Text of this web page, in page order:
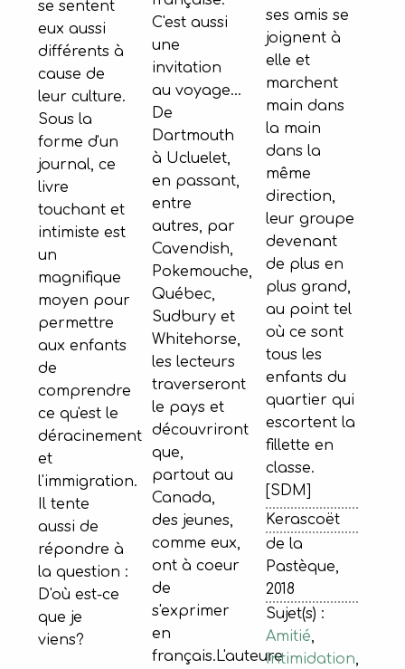
se sentent
eux aussi
différents à
cause de
leur culture.
Sous la
forme d'un
journal, ce
livre
touchant et
intimiste est
un
magnifique
moyen pour
permettre
aux enfants
de
comprendre
ce qu'est le
déracinement
et
l'immigration.
Il tente
aussi de
répondre à
la question :
D'où est-ce
que je
viens?
C'est aussi
une
invitation
au voyage...
De
Dartmouth
à Ucluelet,
en passant,
entre
autres, par
Cavendish,
Pokemouche,
Québec,
Sudbury et
Whitehorse,
les lecteurs
traverseront
le pays et
découvriront
que,
partout au
Canada,
des jeunes,
comme eux,
ont à coeur
de
s'exprimer
en
français.L'auteure
ses amis se
joignent à
elle et
marchent
main dans
la main
dans la
même
direction,
leur groupe
devenant
de plus en
plus grand,
au point tel
où ce sont
tous les
enfants du
quartier qui
escortent la
fillette en
classe.
[SDM]
Kerascoët
de la
Pastèque,
2018
Sujet(s) :
Amitié,
Intimidation,